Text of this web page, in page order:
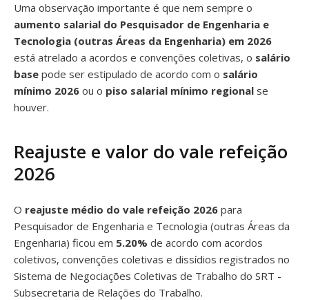
Uma observação importante é que nem sempre o
aumento salarial do Pesquisador de Engenharia e
Tecnologia (outras Áreas da Engenharia) em 2026
está atrelado a acordos e convenções coletivas, o salário
base pode ser estipulado de acordo com o salário
mínimo 2026 ou o piso salarial mínimo regional se
houver.
Reajuste e valor do vale refeição
2026
O reajuste médio do vale refeição 2026 para
Pesquisador de Engenharia e Tecnologia (outras Áreas da
Engenharia) ficou em 5.20% de acordo com acordos
coletivos, convenções coletivas e dissídios registrados no
Sistema de Negociações Coletivas de Trabalho do SRT -
Subsecretaria de Relações do Trabalho.